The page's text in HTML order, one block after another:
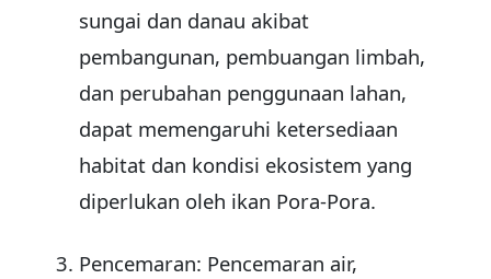
sungai dan danau akibat
pembangunan, pembuangan limbah,
dan perubahan penggunaan lahan,
dapat memengaruhi ketersediaan
habitat dan kondisi ekosistem yang
diperlukan oleh ikan Pora-Pora.
Pencemaran: Pencemaran air,